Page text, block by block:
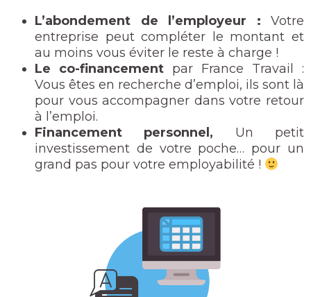
L’abondement de l’employeur : Votre
entreprise peut compléter le montant et
au moins vous éviter le reste à charge !
Le co-financement par France Travail :
Vous êtes en recherche d’emploi, ils sont là
pour vous accompagner dans votre retour
à l’emploi.
Financement personnel, Un petit
investissement de votre poche… pour un
grand pas pour votre employabilité !